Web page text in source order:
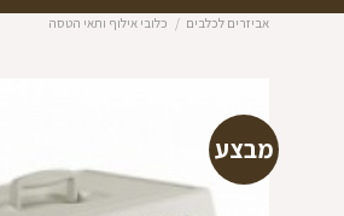
אביזרים לכלבים / כלובי אילוף ותאי הטסה
מבצע